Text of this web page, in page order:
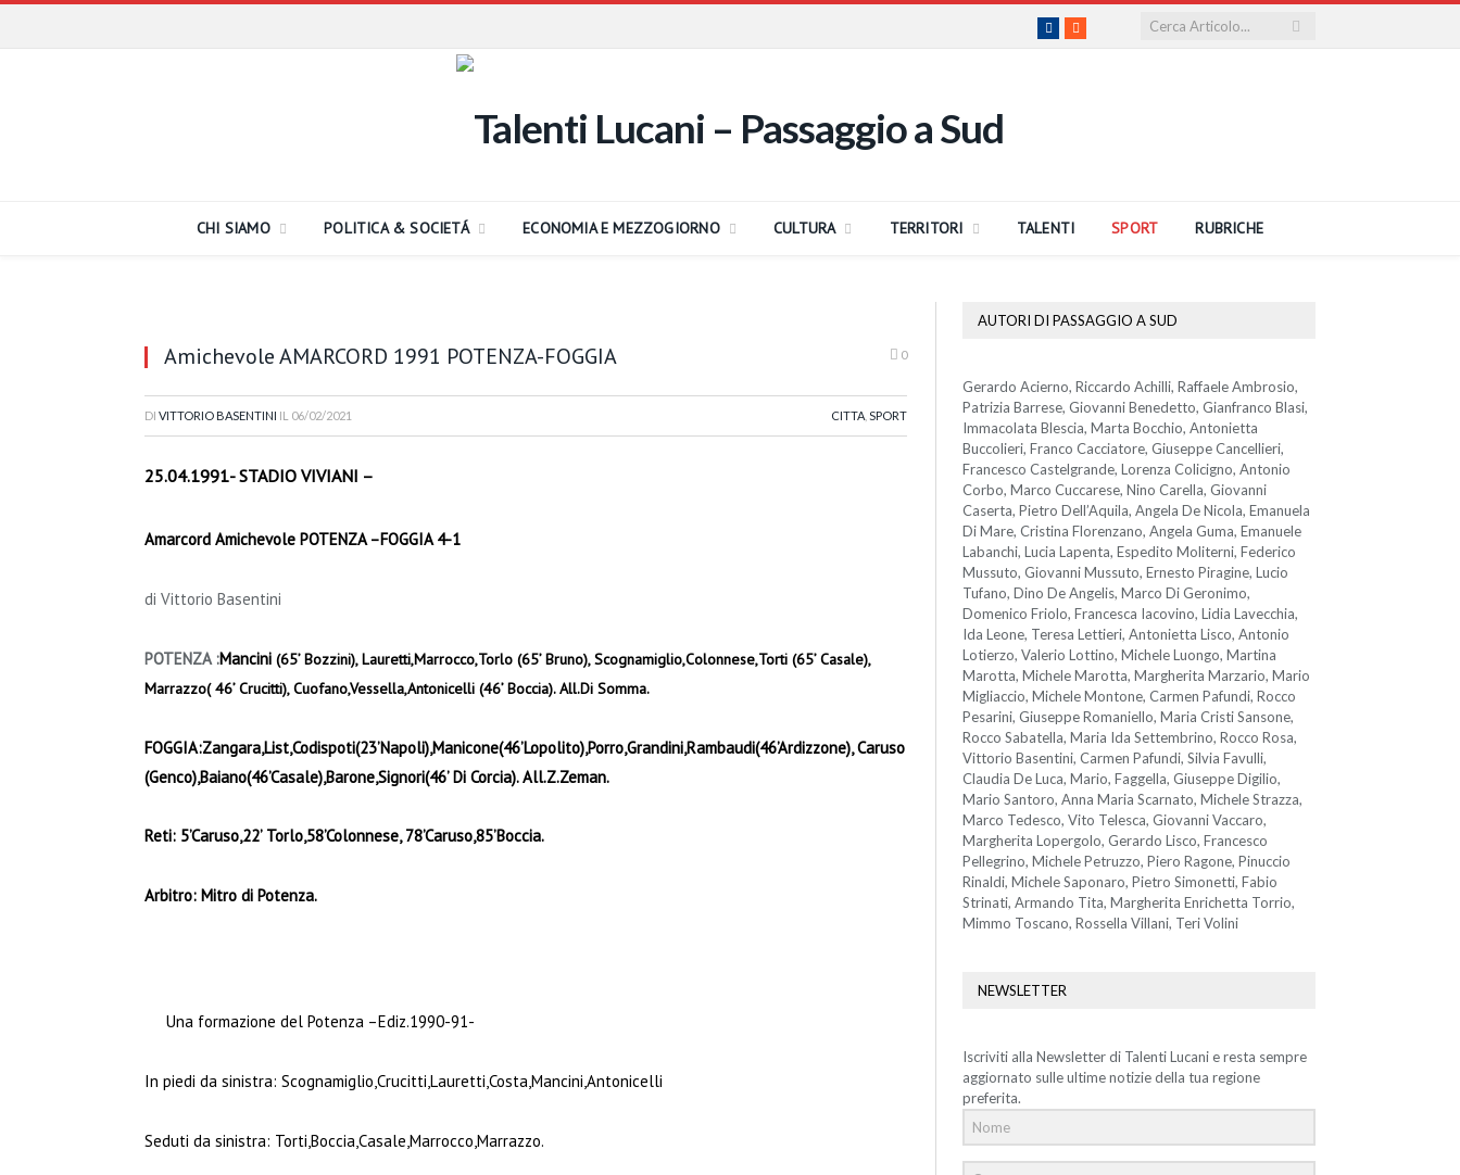
Facebook
RSS
CHI SIAMO POLITICA & SOCIETÁ ECONOMIA E MEZZOGIORNO CULTURA TERRITORI TALENTI SPORT RUBRICHE
Amichevole AMARCORD 1991 POTENZA-FOGGIA 0
DI VITTORIO BASENTINI IL 06/02/2021 CITTA SPORT
25.04.1991- STADIO VIVIANI –
Amarcord Amichevole POTENZA –FOGGIA 4-1
di Vittorio Basentini
POTENZA :Mancini (65’ Bozzini), Lauretti,Marrocco,Torlo (65’ Bruno), Scognamiglio,Colonnese,Torti (65’ Casale),
Marrazzo( 46’ Crucitti), Cuofano,Vessella,Antonicelli (46’ Boccia). All.Di Somma.
FOGGIA:Zangara,List,Codispoti(23’Napoli),Manicone(46’Lopolito),Porro,Grandini,Rambaudi(46’Ardizzone), Caruso
(Genco),Baiano(46’Casale),Barone,Signori(46’ Di Corcia). All.Z.Zeman.
Reti: 5’Caruso,22’ Torlo,58’Colonnese, 78’Caruso,85’Boccia.
Arbitro: Mitro di Potenza.
Una formazione del Potenza –Ediz.1990-91-
In piedi da sinistra: Scognamiglio,Crucitti,Lauretti,Costa,Mancini,Antonicelli
Seduti da sinistra: Torti,Boccia,Casale,Marrocco,Marrazzo.
AUTORI DI PASSAGGIO A SUD
Gerardo Acierno, Riccardo Achilli, Raffaele Ambrosio,
Patrizia Barrese, Giovanni Benedetto, Gianfranco Blasi,
Immacolata Blescia, Marta Bocchio, Antonietta
Buccolieri, Franco Cacciatore, Giuseppe Cancellieri,
Francesco Castelgrande, Lorenza Colicigno, Antonio
Corbo, Marco Cuccarese, Nino Carella, Giovanni
Caserta, Pietro Dell’Aquila, Angela De Nicola, Emanuela
Di Mare, Cristina Florenzano, Angela Guma, Emanuele
Labanchi, Lucia Lapenta, Espedito Moliterni, Federico
Mussuto, Giovanni Mussuto, Ernesto Piragine, Lucio
Tufano, Dino De Angelis, Marco Di Geronimo,
Domenico Friolo, Francesca Iacovino, Lidia Lavecchia,
Ida Leone, Teresa Lettieri, Antonietta Lisco, Antonio
Lotierzo, Valerio Lottino, Michele Luongo, Martina
Marotta, Michele Marotta, Margherita Marzario, Mario
Migliaccio, Michele Montone, Carmen Pafundi, Rocco
Pesarini, Giuseppe Romaniello, Maria Cristi Sansone,
Rocco Sabatella, Maria Ida Settembrino, Rocco Rosa,
Vittorio Basentini, Carmen Pafundi, Silvia Favulli,
Claudia De Luca, Mario, Faggella, Giuseppe Digilio,
Mario Santoro, Anna Maria Scarnato, Michele Strazza,
Marco Tedesco, Vito Telesca, Giovanni Vaccaro,
Margherita Lopergolo, Gerardo Lisco, Francesco
Pellegrino, Michele Petruzzo, Piero Ragone, Pinuccio
Rinaldi, Michele Saponaro, Pietro Simonetti, Fabio
Strinati, Armando Tita, Margherita Enrichetta Torrio,
Mimmo Toscano, Rossella Villani, Teri Volini
NEWSLETTER
Iscriviti alla Newsletter di Talenti Lucani e resta sempre
aggiornato sulle ultime notizie della tua regione
preferita.